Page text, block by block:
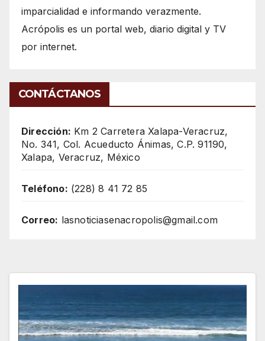
imparcialidad e informando verazmente.
Acrópolis es un portal web, diario digital y TV
por internet.
CONTÁCTANOS
Dirección: Km 2 Carretera Xalapa-Veracruz,
No. 341, Col. Acueducto Ánimas, C.P. 91190,
Xalapa, Veracruz, México
Teléfono: (228) 8 41 72 85
Correo: lasnoticiasenacropolis@gmail.com